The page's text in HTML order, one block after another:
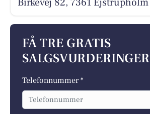
FÅ TRE GRATIS
SALGSVURDERINGER
Telefonnummer *